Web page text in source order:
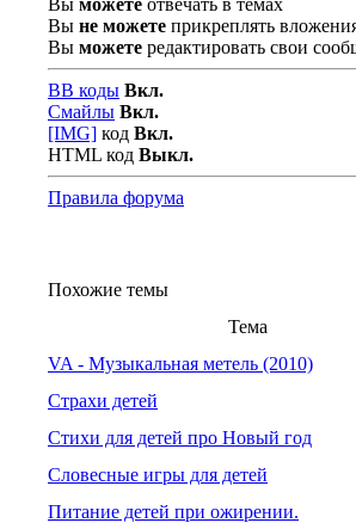
Вы можете отвечать в темах
Вы не можете прикреплять
Вы можете редактировать свои
BB коды Вкл.
Смайлы Вкл.
[IMG] код Вкл.
HTML код Выкл.
Правила форума
Похожие темы
Тема
VA - Музыкальная метель (2010)
Страхи детей
Стихи для детей про Новый год
Словесные игры для детей
Питание детей при ожирении.